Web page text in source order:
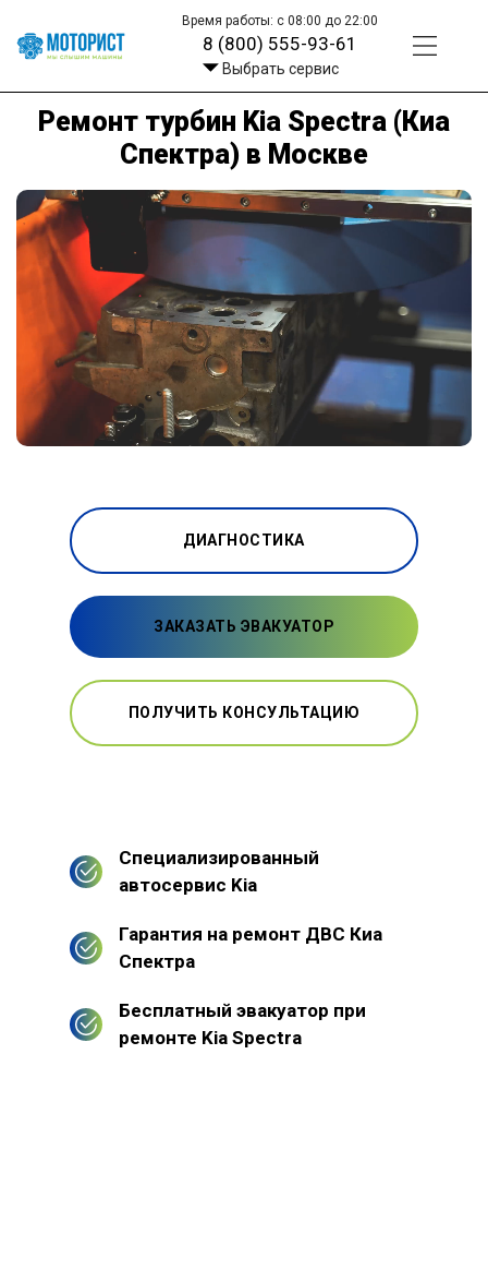
Время работы: с 08:00 до 22:00
8 (800) 555-93-61
Выбрать сервис
Ремонт турбин Kia Spectra (Киа
Спектра) в Москве
ДИАГНОСТИКА
ЗАКАЗАТЬ ЭВАКУАТОР
ПОЛУЧИТЬ КОНСУЛЬТАЦИЮ
Специализированный
автосервис Kia
Гарантия на ремонт ДВС Киа
Спектра
Бесплатный эвакуатор при
ремонте Kia Spectra